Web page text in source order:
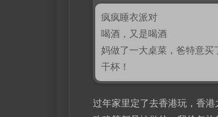
疯疯睡衣派对
喝酒，又是喝酒
妈做了一大桌菜，爸特意
干杯！
过年家里定了去香港玩，香港